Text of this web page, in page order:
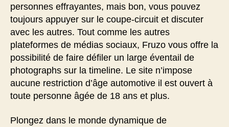
personnes effrayantes, mais bon, vous pouvez
toujours appuyer sur le coupe-circuit et discuter
avec les autres. Tout comme les autres
plateformes de médias sociaux, Fruzo vous offre la
possibilité de faire défiler un large éventail de
photographs sur la timeline. Le site n’impose
aucune restriction d’âge automotive il est ouvert à
toute personne âgée de 18 ans et plus.
Plongez dans le monde dynamique de